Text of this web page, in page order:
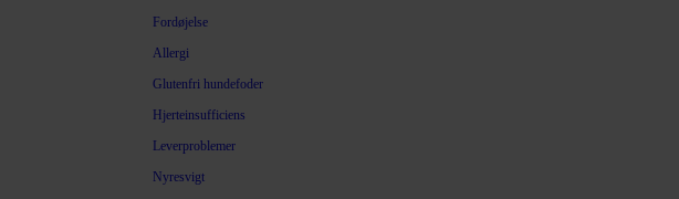
Fordøjelse
Allergi
Glutenfri hundefoder
Hjerteinsufficiens
Leverproblemer
Nyresvigt